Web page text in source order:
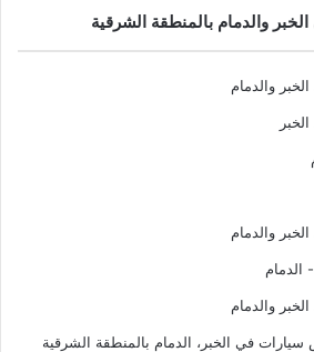
والدمام بالمنطقة الشرقية
والدمام
والدمام
والدمام
في الخبر، الدمام بالمنطقة الشرقية